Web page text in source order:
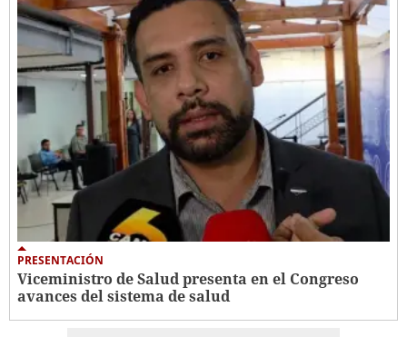
PRESENTACIÓN
Viceministro de Salud presenta en el Congreso
avances del sistema de salud